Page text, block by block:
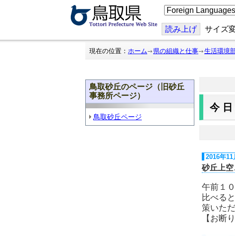
こ
の
ジ
を
翻
読み上げ サイズ
現在の位置： ホーム 県の組織と仕事 生活環境
鳥取砂丘のページ（旧砂丘
事務所ページ）
鳥取砂丘ページ
今
2016年11
砂丘上
午前１
比べる
策いた
【お断